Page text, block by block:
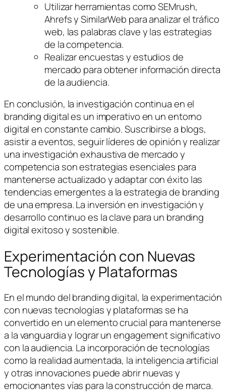
Utilizar herramientas como SEMrush,
Ahrefs y SimilarWeb para analizar el tráfico
web, las palabras clave y las estrategias
de la competencia.
Realizar encuestas y estudios de
mercado para obtener información directa
de la audiencia.
En conclusión, la investigación continua en el
branding digital es un imperativo en un entorno
digital en constante cambio. Suscribirse a blogs,
asistir a eventos, seguir líderes de opinión y realizar
una investigación exhaustiva de mercado y
competencia son estrategias esenciales para
mantenerse actualizado y adaptar con éxito las
tendencias emergentes a la estrategia de branding
de una empresa. La inversión en investigación y
desarrollo continuo es la clave para un branding
digital exitoso y sostenible.
Experimentación con Nuevas
Tecnologías y Plataformas
En el mundo del branding digital, la experimentación
con nuevas tecnologías y plataformas se ha
convertido en un elemento crucial para mantenerse
a la vanguardia y lograr un engagement significativo
con la audiencia. La incorporación de tecnologías
como la realidad aumentada, la inteligencia artificial
y otras innovaciones puede abrir nuevas y
emocionantes vías para la construcción de marca.